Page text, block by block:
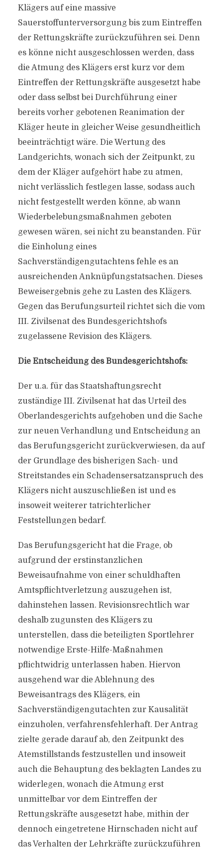
Klägers auf eine massive
Sauerstoffunterversorgung bis zum Eintreffen
der Rettungskräfte zurückzuführen sei. Denn
es könne nicht ausgeschlossen werden, dass
die Atmung des Klägers erst kurz vor dem
Eintreffen der Rettungskräfte ausgesetzt habe
oder dass selbst bei Durchführung einer
bereits vorher gebotenen Reanimation der
Kläger heute in gleicher Weise gesundheitlich
beeinträchtigt wäre. Die Wertung des
Landgerichts, wonach sich der Zeitpunkt, zu
dem der Kläger aufgehört habe zu atmen,
nicht verlässlich festlegen lasse, sodass auch
nicht festgestellt werden könne, ab wann
Wiederbelebungsmaßnahmen geboten
gewesen wären, sei nicht zu beanstanden. Für
die Einholung eines
Sachverständigengutachtens fehle es an
ausreichenden Anknüpfungstatsachen. Dieses
Beweisergebnis gehe zu Lasten des Klägers.
Gegen das Berufungsurteil richtet sich die vom
III. Zivilsenat des Bundesgerichtshofs
zugelassene Revision des Klägers.
Die Entscheidung des Bundesgerichtshofs:
Der u.a. für das Staatshaftungsrecht
zuständige III. Zivilsenat hat das Urteil des
Oberlandesgerichts aufgehoben und die Sache
zur neuen Verhandlung und Entscheidung an
das Berufungsgericht zurückverwiesen, da auf
der Grundlage des bisherigen Sach- und
Streitstandes ein Schadensersatzanspruch des
Klägers nicht auszuschließen ist und es
insoweit weiterer tatrichterlicher
Feststellungen bedarf.
Das Berufungsgericht hat die Frage, ob
aufgrund der erstinstanzlichen
Beweisaufnahme von einer schuldhaften
Amtspflichtverletzung auszugehen ist,
dahinstehen lassen. Revisionsrechtlich war
deshalb zugunsten des Klägers zu
unterstellen, dass die beteiligten Sportlehrer
notwendige Erste-Hilfe-Maßnahmen
pflichtwidrig unterlassen haben. Hiervon
ausgehend war die Ablehnung des
Beweisantrags des Klägers, ein
Sachverständigengutachten zur Kausalität
einzuholen, verfahrensfehlerhaft. Der Antrag
zielte gerade darauf ab, den Zeitpunkt des
Atemstillstands festzustellen und insoweit
auch die Behauptung des beklagten Landes zu
widerlegen, wonach die Atmung erst
unmittelbar vor dem Eintreffen der
Rettungskräfte ausgesetzt habe, mithin der
dennoch eingetretene Hirnschaden nicht auf
das Verhalten der Lehrkräfte zurückzuführen